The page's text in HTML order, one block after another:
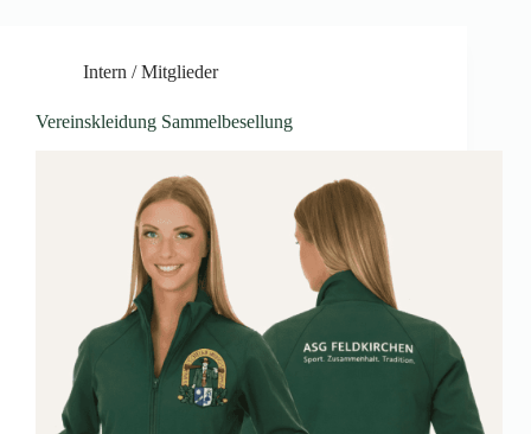
Intern / Mitglieder
Vereinskleidung Sammelbesellung